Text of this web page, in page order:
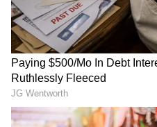
ಇಂಡಸ್‌ಇಂಡ್ ಬ್ಯಾಂಕ್‌ನಲ್ಲಿ ₹1.53
ಕೋಟಿ ನಕಲಿ ಚಿನ್ನದ ಸಾಲ
ಹಗರಣ; ಸಿಐಡಿ ತನಿಖೆಗೆ
ಹೈಕೋರ್ಟ್‌ ಆದೇಶ
LATEST VIDEOS
"ರಾಜಕೀಯ ಬೇಡ,
ಕನಕೋತ್ಸವದಲ್ಲಿ ರಿಷಬ್